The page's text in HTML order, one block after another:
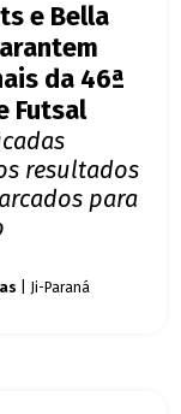
e Bella
da 46ª
Futsal
resultados
para
| Ji-Paraná